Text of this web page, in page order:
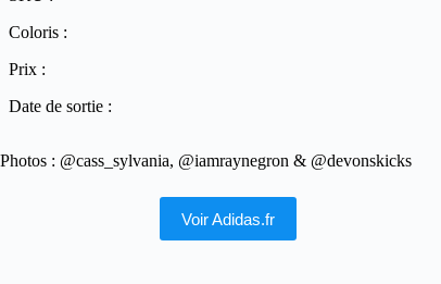
Coloris :
Prix :
Date de sortie :
Photos : @cass_sylvania, @iamraynegron & @devonskicks
Voir Adidas.fr